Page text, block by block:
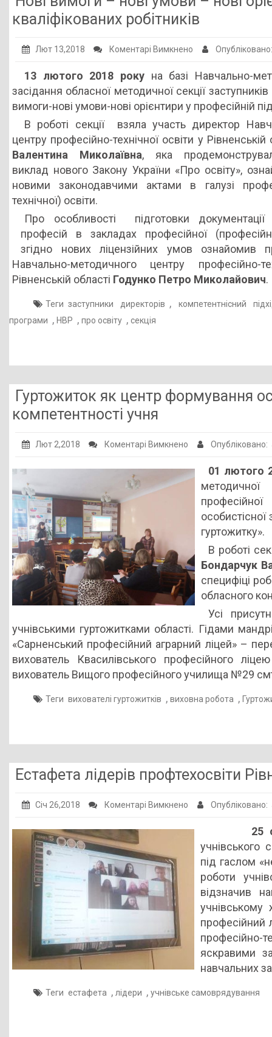
Публічна інформація
Галерея
НМЦ ПТО України
кваліфікованих робітників
Лют 13,2018 Коментарі Вимкнено до
вимоги
–
нові
умови
–
нові
орієнтири
у
підготовці
кваліфікованих
робітників
13 лютого 2018 року на базі Навчально-
засідання обласної методичної секції
вимоги-нові умови-нові орієнтири у професійній
В роботі секції взяла участь директор
центру професійно-технічної освіти у
Валентина Миколаївна, яка
виклад нового Закону України «Про освіту»,
новими законодавчими актами в галузі
технічної) освіти.
Про особливості підготовки
професій в закладах професійної
згідно нових ліцензійних умов ознайомив
Навчально-методичного центру професійно-
Рівненській області Годунко Петро Миколайович.
Теги заступники директорів ,
компетентнісний
програми , НВР , про освіту , секція
Гуртожиток як центр формування
компетентності учня
Лют 2,2018 Коментарі Вимкнено до
як
центр
формування
особистісної
зрілості
життєвої
компетентності
учня
01 лютого
методичної
гуртожитку».
В роботі
Бондарчук
специфіці
обласного
Усі
учнівськими гуртожитками області. Гідами
«Сарненський професійний аграрний ліцей» –
вихователь Квасилівського професійного
вихователь Вищого професійного училища №29
Теги вихователі гуртожитків , виховна робота ,
Естафета лідерів профтехосвіти
Січ 26,2018 Коментарі Вимкнено до
профтехосвіти
Рівненщини
25
учнівського
під гаслом
роботи
відзначив
професійний
професійно-
яскравими
навчальних
Теги естафета , лідери , учнівське самоврядування